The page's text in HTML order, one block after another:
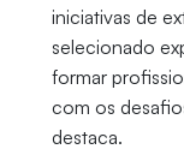
iniciativas de
selecionado
formar
com os
destaca.